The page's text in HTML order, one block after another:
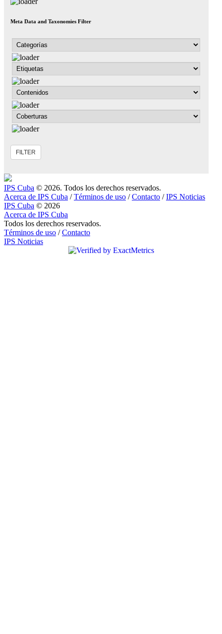
Meta Data and Taxonomies Filter
IPS Cuba © 2026. Todos los derechos reservados.
Acerca de IPS Cuba / Términos de uso / Contacto / IPS Noticias
IPS Cuba © 2026
Acerca de IPS Cuba
Todos los derechos reservados.
Términos de uso / Contacto
IPS Noticias